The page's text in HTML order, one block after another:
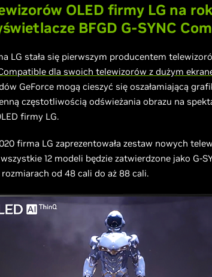
OLED firmy LG na
BFGD G-SYNC
LG stała się pierwszym producentem
dla swoich telewizorów z dużym
GeForce mogą cieszyć się oszałamiającą
częstotliwością odświeżania obrazu na
firmy LG.
firma LG zaprezentowała zestaw nowych
12 modeli będzie zatwierdzone jako G-
od 48 cali do aż 88 cali.